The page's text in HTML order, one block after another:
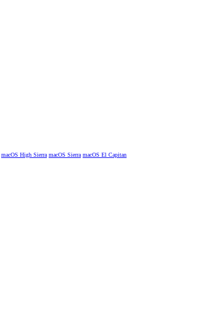
macOS High Sierra macOS Sierra macOS El Capitan